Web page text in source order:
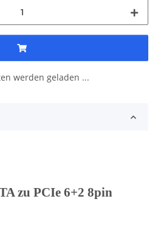
werden geladen ...
zu PCIe 6+2 8pin